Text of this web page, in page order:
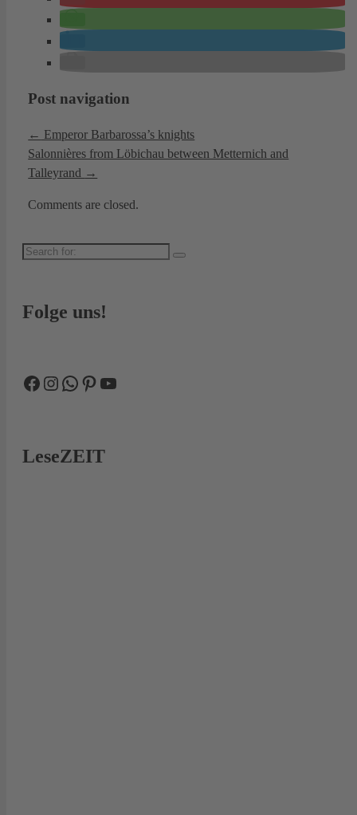
Post navigation
← Emperor Barbarossa’s knights
Salonnières from Löbichau between Metternich and
Talleyrand →
Comments are closed.
Search
Folge uns!
Facebook
Instagram
WhatsApp
Pinterest
YouTube
LeseZEIT